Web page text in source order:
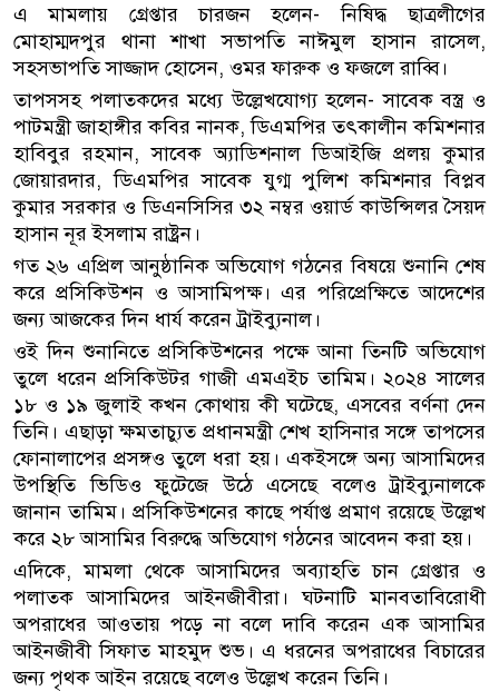
এ মামলায় গ্রেপ্তার চারজন হলেন- নিষিদ্ধ ছাত্রলীগের
মোহাম্মদপুর থানা শাখা সভাপতি নাঈমুল হাসান রাসেল,
সহসভাপতি সাজ্জাদ হোসেন, ওমর ফারুক ও ফজলে রাব্বি।
তাপসসহ পলাতকদের মধ্যে উল্লেখযোগ্য হলেন- সাবেক বস্ত্র ও
পাটমন্ত্রী জাহাঙ্গীর কবির নানক, ডিএমপির তৎকালীন কমিশনার
হাবিবুর রহমান, সাবেক অ্যাডিশনাল ডিআইজি প্রলয় কুমার
জোয়ারদার, ডিএমপির সাবেক যুগ্ম পুলিশ কমিশনার বিপ্লব
কুমার সরকার ও ডিএনসিসির ৩২ নম্বর ওয়ার্ড কাউন্সিলর সৈয়দ
হাসান নূর ইসলাম রাষ্ট্রন।
গত ২৬ এপ্রিল আনুষ্ঠানিক অভিযোগ গঠনের বিষয়ে শুনানি শেষ
করে প্রসিকিউশন ও আসামিপক্ষ। এর পরিপ্রেক্ষিতে আদেশের
জন্য আজকের দিন ধার্য করেন ট্রাইব্যুনাল।
ওই দিন শুনানিতে প্রসিকিউশনের পক্ষে আনা তিনটি অভিযোগ
তুলে ধরেন প্রসিকিউটর গাজী এমএইচ তামিম। ২০২৪ সালের
১৮ ও ১৯ জুলাই কখন কোথায় কী ঘটেছে, এসবের বর্ণনা দেন
তিনি। এছাড়া ক্ষমতাচ্যুত প্রধানমন্ত্রী শেখ হাসিনার সঙ্গে তাপসের
ফোনালাপের প্রসঙ্গও তুলে ধরা হয়। একইসঙ্গে অন্য আসামিদের
উপস্থিতি ভিডিও ফুটেজে উঠে এসেছে বলেও ট্রাইব্যুনালকে
জানান তামিম। প্রসিকিউশনের কাছে পর্যাপ্ত প্রমাণ রয়েছে উল্লেখ
করে ২৮ আসামির বিরুদ্ধে অভিযোগ গঠনের আবেদন করা হয়।
এদিকে, মামলা থেকে আসামিদের অব্যাহতি চান গ্রেপ্তার ও
পলাতক আসামিদের আইনজীবীরা। ঘটনাটি মানবতাবিরোধী
অপরাধের আওতায় পড়ে না বলে দাবি করেন এক আসামির
আইনজীবী সিফাত মাহমুদ শুভ। এ ধরনের অপরাধের বিচারের
জন্য পৃথক আইন রয়েছে বলেও উল্লেখ করেন তিনি।